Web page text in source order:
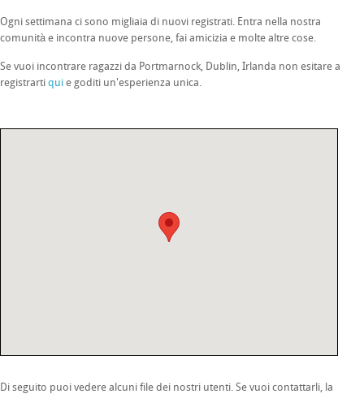
Ogni settimana ci sono migliaia di nuovi registrati. Entra nella nostra
comunità e incontra nuove persone, fai amicizia e molte altre cose.
Se vuoi incontrare ragazzi da Portmarnock, Dublin, Irlanda non esitare a
registrarti qui e goditi un'esperienza unica.
Di seguito puoi vedere alcuni file dei nostri utenti. Se vuoi contattarli, la